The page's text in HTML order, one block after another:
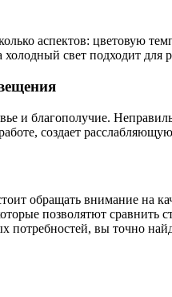
аспектов: цветовую
свет подходит
и благополучие.
создает
обращать внимание на
позволятют сравнить
потребностей, вы точно